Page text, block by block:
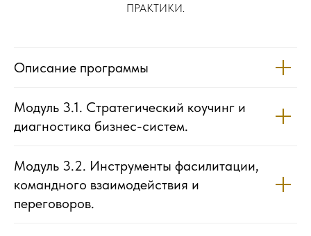
ПРАКТИКИ.
Описание программы
Модуль 3.1. Стратегический коучинг и
диагностика бизнес-систем.
Модуль 3.2. Инструменты фасилитации,
командного взаимодействия и
переговоров.